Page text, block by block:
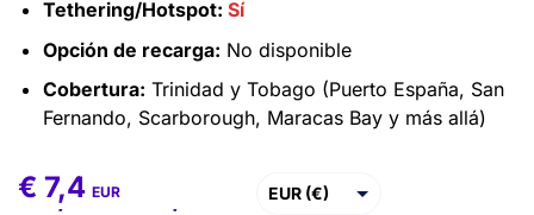
Tethering/Hotspot: Sí
Opción de recarga: No disponible
Cobertura: Trinidad y Tobago (Puerto España, San
Fernando, Scarborough, Maracas Bay y más allá)
€ 7,4–€ EUR (€)
€ 7,4 EUR